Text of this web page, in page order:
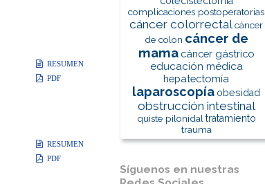
complicaciones postoperatorias
cáncer colorrectalcáncer
de colon cáncer de
mama cáncer gástrico
educación médica
hepatectomía
laparoscopía obesidad
obstrucción intestinal
quiste pilonidal tratamiento
trauma
Síguenos en nuestras
RESUMEN
PDF
RESUMEN
PDF